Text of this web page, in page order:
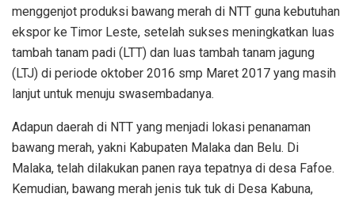
menggenjot produksi bawang merah di NTT guna kebutuhan
ekspor ke Timor Leste, setelah sukses meningkatkan luas
tambah tanam padi (LTT) dan luas tambah tanam jagung
(LTJ) di periode oktober 2016 smp Maret 2017 yang masih
lanjut untuk menuju swasembadanya.
Adapun daerah di NTT yang menjadi lokasi penanaman
bawang merah, yakni Kabupaten Malaka dan Belu. Di
Malaka, telah dilakukan panen raya tepatnya di desa Fafoe.
Kemudian, bawang merah jenis tuk tuk di Desa Kabuna,